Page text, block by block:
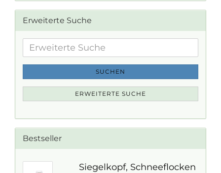
Erweiterte Suche
Erweiterte
Suche
SUCHEN
ERWEITERTE SUCHE
Bestseller
Siegelkopf, Schneeflocken